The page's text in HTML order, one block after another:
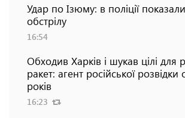
Удар по Ізюму: в поліції
обстрілу
16:54
Обходив Харків і шукав цілі для
ракет: агент російської
років
16:23